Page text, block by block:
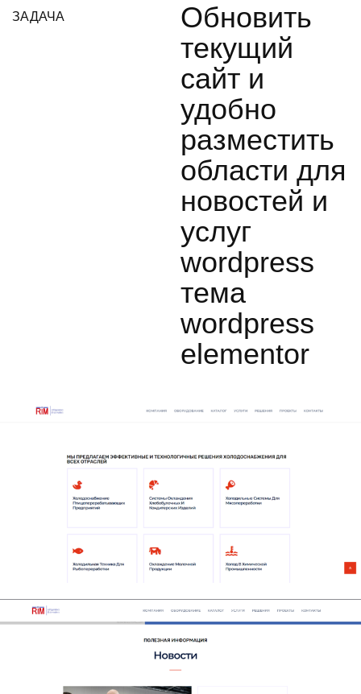
ЗАДАЧА
Обновить
текущий
сайт и
удобно
разместить
области для
новостей и
услуг
wordpress
тема
wordpress
elementor